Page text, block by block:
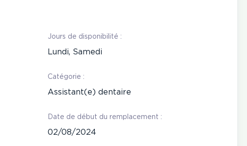
Jours de disponibilité :
Lundi, Samedi
Catégorie :
Assistant(e) dentaire
Date de début du remplacement :
02/08/2024